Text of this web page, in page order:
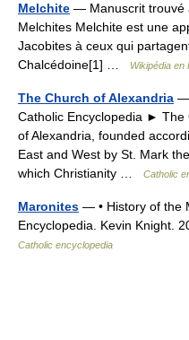
Melchite — Manuscrit trouvé
Melchites Melchite est une
Jacobites à ceux qui
Chalcédoine[1] …
Wikipédia en
The Church of Alexandria —
Catholic Encyclopedia ►
of Alexandria, founded
East and West by St. Mark
which Christianity …
Catholic
Maronites — • History of the
Encyclopedia. Kevin
Catholic encyclopedia